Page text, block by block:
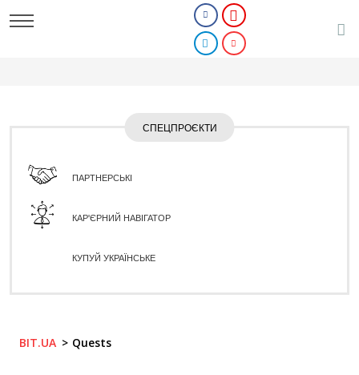
СПЕЦПРОЄКТИ
ПАРТНЕРСЬКІ
КАР'ЄРНИЙ НАВІГАТОР
КУПУЙ УКРАЇНСЬКЕ
BIT.UA Quests